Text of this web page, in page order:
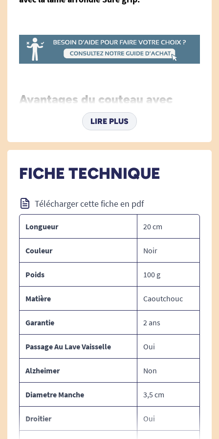
Avantages du couteau avec
lame arrondie Sure grip :
Lecouteau avec lame arrondie Sure grip
permet decouper avec un minimum d'effort
confortable de 3,5 cm de large vous offrira
unemeilleure prise en mainet plus de confort
lors de vos repas.
Caractéristiques techniques du
couteau avec lame arrondie
Sure grip :
Diamètre du manche : 3,5 cm.
Longueur : 20 cm.
POIDS :
100 g.
LIRE PLUS
FICHE TECHNIQUE
Télécharger cette fiche en pdf
Longueur 20 cm
Couleur Noir
Poids 100 g
Matière Caoutchouc
Garantie 2 ans
Passage Au Lave Vaisselle Oui
Alzheimer Non
Diametre Manche 3,5 cm
Droitier Oui